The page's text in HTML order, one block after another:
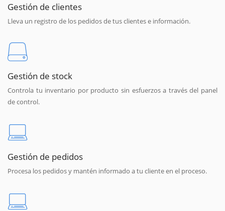
Gestión de clientes
Lleva un registro de los pedidos de tus clientes e información.
Gestión de stock
Controla tu inventario por producto sin esfuerzos a través del panel
de control.
Gestión de pedidos
Procesa los pedidos y mantén informado a tu cliente en el proceso.